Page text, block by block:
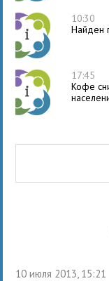
10:30
Найден
17:45
Кофе
10 июля 2013, 15:21